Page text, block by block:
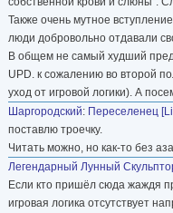
Также очень мутное
люди добровольно отдавали
В общем не самый худший
UPD. к сожалению во второй
уход от игровой логики). А
Шаргородский: Переселенец
поставлю троечку.
Читать можно, но как-то без
Легендарный Лунный
Если кто пришёл сюда жаждя
игровая логика отсутствует